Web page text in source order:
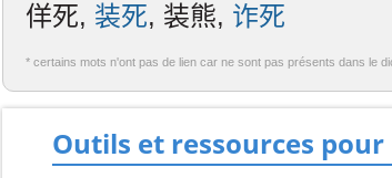
佯死, 装死, 装熊, 诈死
* certains mots n'ont pas de lien car ne sont pas présents dans le
Outils et ressources pour